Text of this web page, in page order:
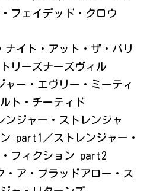
フェイデッド・クロウ
ナイト・アット・ザ・バリ
リーズナーズヴィル
ャー・エヴリー・ミーティ
ト・チーティド
ンジャー・ストレンジャ
part1／ストレンジャー・
フィクション part2
・ア・ブラッドアロー・ス